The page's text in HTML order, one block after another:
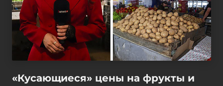
«Кусающиеся» цены на фрукты и